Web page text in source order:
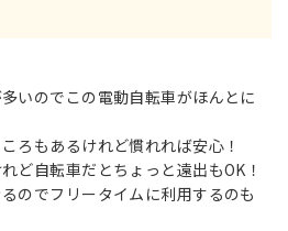
いのでこの電動自転車がほんとに
ろもあるけれど慣れれば安心！
ど自転車だとちょっと遠出もOK！
のでフリータイムに利用するのも